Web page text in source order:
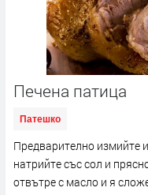
Печена патица
Патешко
Предварително измийте
натрийте със сол и
отвътре с масло и я